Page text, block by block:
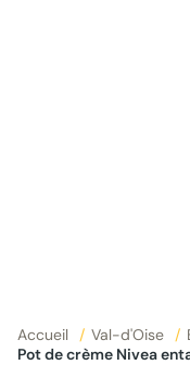
Accueil / Val-d'Oise /
Pot de crème Nivea